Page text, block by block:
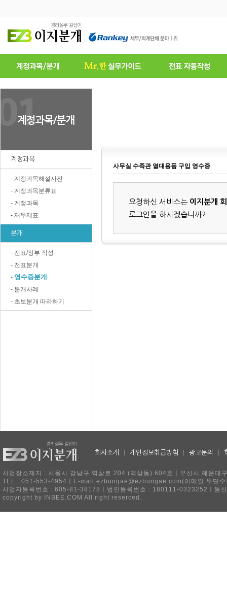
계정과목
- 계정과목해설사전
- 계정과목분류표
- 계정과목
- 재무제표
분개
- 전표/장부 작성
- 전표분개
- 영수증분개
- 분개사례
- 초보분개 따라하기
사무실 수족관 열대용품 구입 영수증
요청하신 서비스는 이지분개
로그인을 하시겠습니까?
회사소개 개인정보취급방침 광고문의
사업장소재지 : 서울시 강남구 역삼로 204 (역삼동) 604호ㅣ부산시 해운
TEL : 051-553-4954ㅣE-mail:ezbungae@ezbungae.com(이메일 무단수
사업자등록번호 : 605-81-38178ㅣ법인등록번호 : 180111-0323252ㅣ통
copyright by INBEE.COM All right reserced.